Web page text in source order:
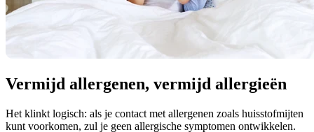
Vermijd allergenen, vermijd allergieën
Het klinkt logisch: als je contact met allergenen zoals huisstofmijten
kunt voorkomen, zul je geen allergische symptomen ontwikkelen.